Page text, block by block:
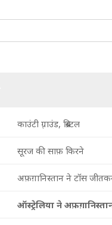
काउंटी ग़्राउंड, ब्रिस्टल
सूरज की साफ़ किरने
अफ़ग़ानिस्तान ने टॉस
ऑस्ट्रेलिया ने